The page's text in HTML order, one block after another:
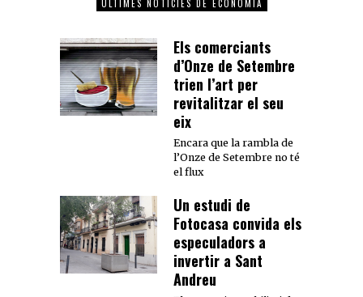
ÚLTIMES NOTÍCIES DE ECONOMIA
Els comerciants
d’Onze de Setembre
trien l’art per
revitalitzar el seu
eix
Encara que la rambla de
l’Onze de Setembre no té
el flux
Un estudi de
Fotocasa convida els
especuladors a
invertir a Sant
Andreu